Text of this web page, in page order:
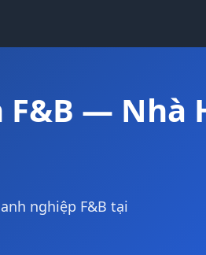
— Nhà
nghiệp F&B tại